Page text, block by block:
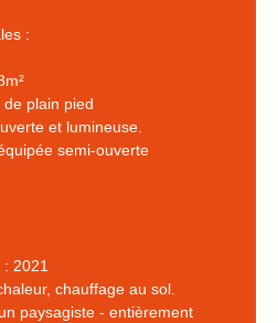
:
plain pied
et lumineuse.
semi-ouverte
: 2021
chauffage au sol.
paysagiste - entièrement